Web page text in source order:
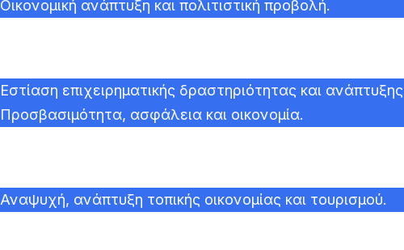
Οικονομική ανάπτυξη και πολιτιστική προβολή.
Εστίαση επιχειρηματικής δραστηριότητας και
Προσβασιμότητα, ασφάλεια και οικονομία.
Αναψυχή, ανάπτυξη τοπικής οικονομίας και τουρισμού.